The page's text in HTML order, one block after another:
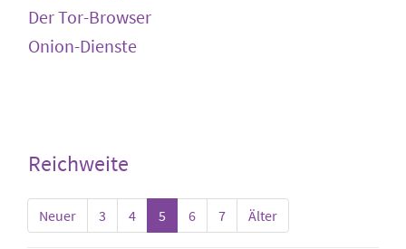
Der Tor-Browser
Onion-Dienste
Reichweite
Neuer 3 4 5 6 7 Älter